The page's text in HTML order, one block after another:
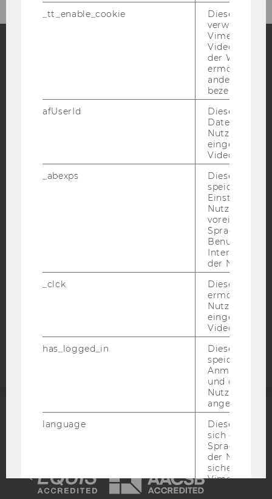
Blog
Bluesky
BARRIEREFREIHEITSERKLÄRUNG WEBSEITE
DATENSCHUTZERKLÄRUNG SOCIAL MEDIA
STUDIENBEWERBER*INNEN UND STUDIERENDE
Barrierefreiheitserklärung
Webseite
ACCREDITED BY:
_tt_enable_cookie
Dieses
verwendet,
Vimeo-
der WU-
ermöglichen
andere nicht
bezeichnete
afUserId
Dieses
Daten von
Videos
_abexps
Dieses Cookie
speichert
Nutzer*in, zB.
Sprache,
der Nutzer*in
_clck
Dieses Cookie
ermöglicht
Nutzung des
Video Players
has_logged_in
Dieses Cookie
speichert
und ob sich
Nutzer*in
angemeldet
language
Dieses
sich die
der
Vimeo in der